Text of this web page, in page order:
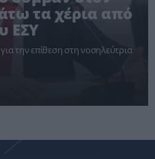
τα χέρια από
ΕΣΥ
την επίθεση στη νοσηλεύτρια